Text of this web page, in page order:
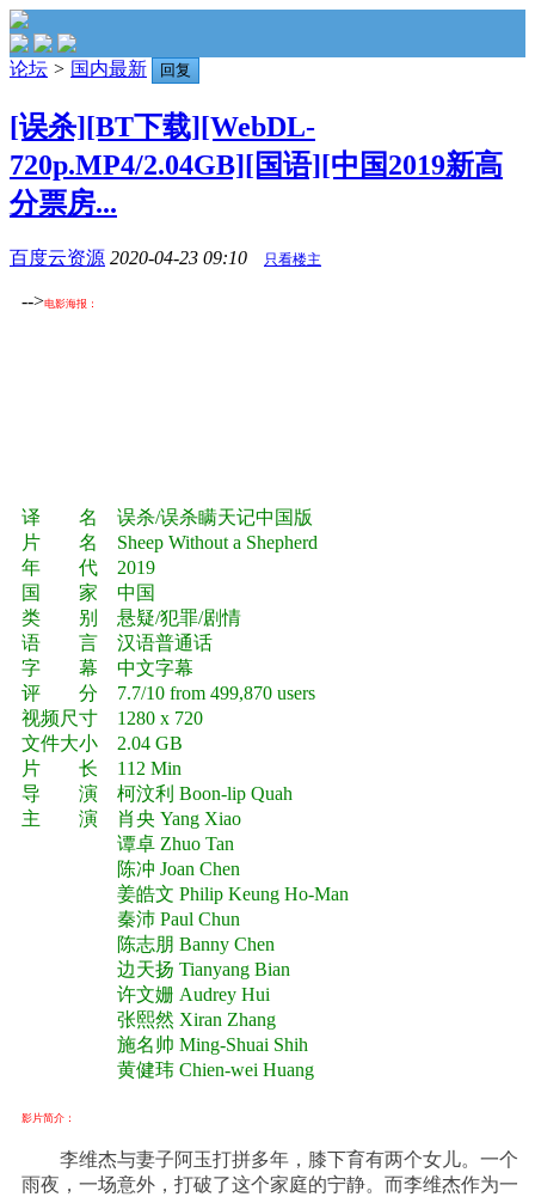
论坛 > 国内最新 回复
[误杀][BT下载][WebDL-
720p.MP4/2.04GB][国语][中国2019新高
分票房...
百度云资源 2020-04-23 09:10 只看楼主
-->电影海报：
译 名 误杀/误杀瞒天记中国版
片 名 Sheep Without a Shepherd
年 代 2019
国 家 中国
类 别 悬疑/犯罪/剧情
语 言 汉语普通话
字 幕 中文字幕
评 分 7.7/10 from 499,870 users
视频尺寸 1280 x 720
文件大小 2.04 GB
片 长 112 Min
导 演 柯汶利 Boon-lip Quah
主 演 肖央 Yang Xiao
谭卓 Zhuo Tan
陈冲 Joan Chen
姜皓文 Philip Keung Ho-Man
秦沛 Paul Chun
陈志朋 Banny Chen
边天扬 Tianyang Bian
许文姗 Audrey Hui
张熙然 Xiran Zhang
施名帅 Ming-Shuai Shih
黄健玮 Chien-wei Huang
影片简介：
李维杰与妻子阿玉打拼多年，膝下育有两个女儿。一个
雨夜，一场意外，打破了这个家庭的宁静。而李维杰作为一